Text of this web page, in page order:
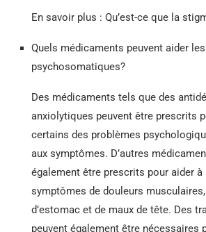
En savoir plus : Qu’est-ce que la
Quels médicaments peuvent aider
psychosomatiques?
Des médicaments tels que des
anxiolytiques peuvent être prescrits
certains des problèmes
aux symptômes. D’autres
également être prescrits pour aider à
symptômes de douleurs
d’estomac et de maux de tête. Des
peuvent également être nécessaires